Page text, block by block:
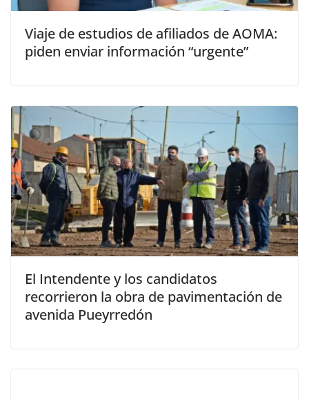
Viaje de estudios de afiliados de AOMA:
piden enviar información “urgente”
El Intendente y los candidatos
recorrieron la obra de pavimentación de
avenida Pueyrredón